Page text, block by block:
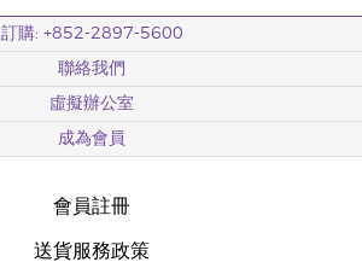
訂購: +852-2897-5600
聯絡我們
虛擬辦公室
成為會員
會員註冊
送貨服務政策